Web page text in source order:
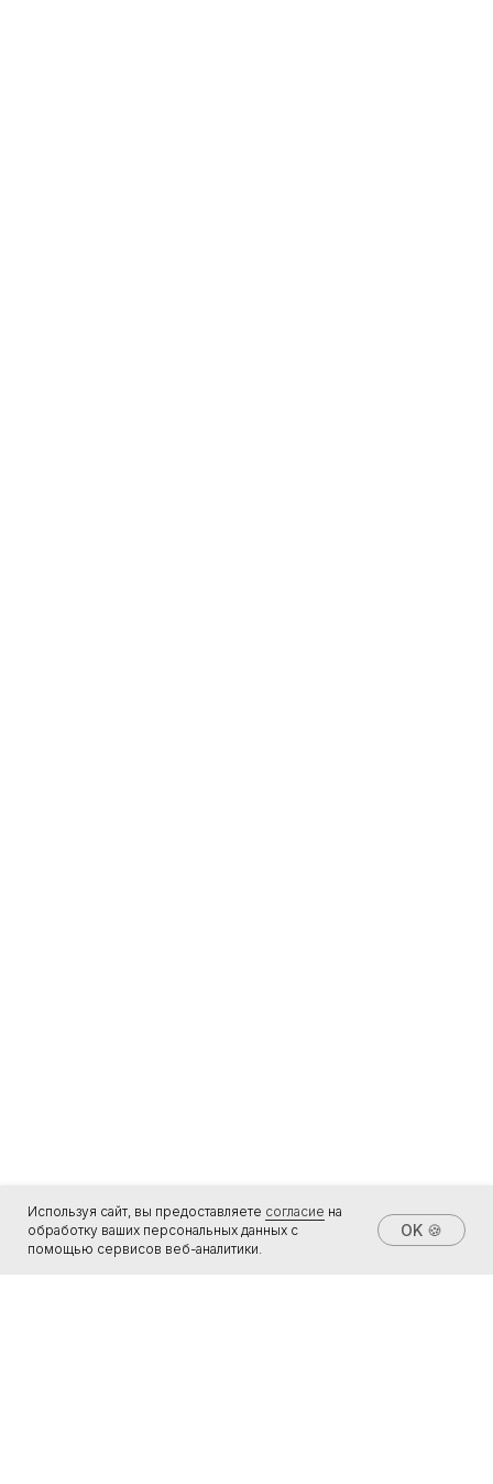
Используя сайт, вы предоставляете согласие на
обработку ваших персональных данных с
помощью сервисов веб-аналитики.
OK 🍪